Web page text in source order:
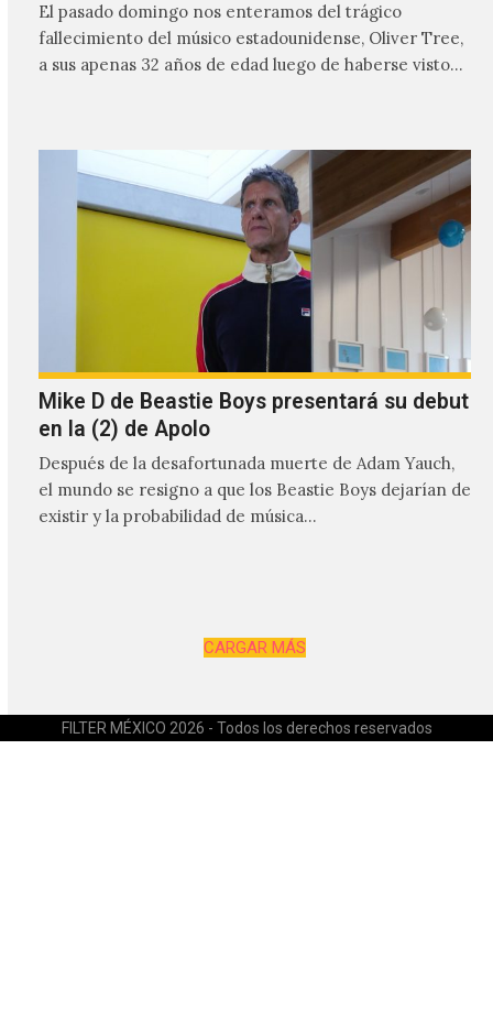
El pasado domingo nos enteramos del trágico
fallecimiento del músico estadounidense, Oliver Tree,
a sus apenas 32 años de edad luego de haberse visto
Mike D de Beastie Boys presentará su debut
en la (2) de Apolo
Después de la desafortunada muerte de Adam Yauch,
el mundo se resigno a que los Beastie Boys dejarían de
existir y la probabilidad de música…
CARGAR MÁS
FILTER MÉXICO 2026 - Todos los derechos reservados